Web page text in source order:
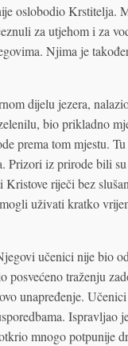
oslobodio Krstitelja.
za utjehom i za
Njima je
dijelu jezera,
bio prikladno
prema tom mjestu.
Prizori iz prirode bili
riječi bez
uživati kratko
učenici nije bio
posvećeno traženju
unapređenje.
Ispravljao
mnogo potpunije